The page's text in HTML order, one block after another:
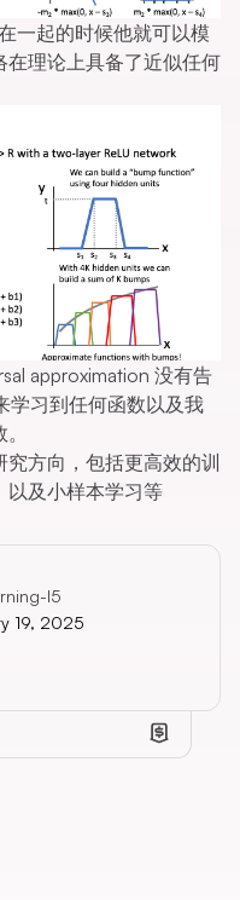
一起的时候他就可以模
理论上具备了近似任何
approximation 没有告
学习到任何函数以及我
方向，包括更高效的训
以及小样本学习等
l5
19, 2025